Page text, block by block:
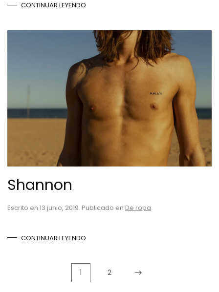
CONTINUAR LEYENDO
Shannon
Escrito en 13 junio, 2019. Publicado en De ropa.
CONTINUAR LEYENDO
1 2